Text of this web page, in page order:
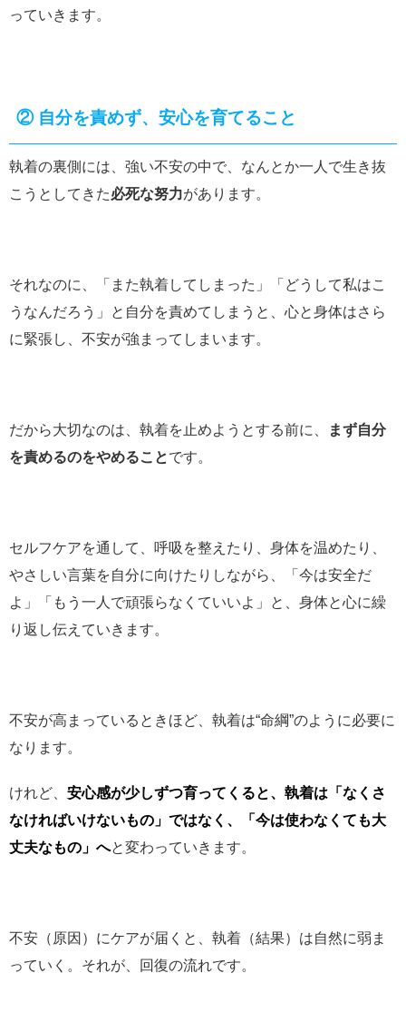
っていきます。
② 自分を責めず、安心を育てること
執着の裏側には、強い不安の中で、なんとか一人で生き抜
こうとしてきた必死な努力があります。
それなのに、「また執着してしまった」「どうして私はこ
うなんだろう」と自分を責めてしまうと、心と身体はさら
に緊張し、不安が強まってしまいます。
だから大切なのは、執着を止めようとする前に、
まず自分
を責めるのをやめることです。
セルフケアを通して、呼吸を整えたり、身体を温めたり、
やさしい言葉を自分に向けたりしながら、「今は安全だ
よ」「もう一人で頑張らなくていいよ」と、身体と心に繰
り返し伝えていきます。
不安が高まっているときほど、執着は“命綱”のように必要に
なります。
けれど、 安心感が少しずつ育ってくると、執着は「なくさ
なければいけないもの」ではなく、「今は使わなくても大
丈夫なもの」へと変わっていきます。
不安（原因）にケアが届くと、執着（結果）は自然に弱ま
っていく。それが、回復の流れです。